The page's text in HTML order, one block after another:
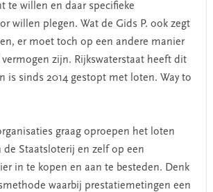
te willen en daar specifieke
willen plegen. Wat de Gids P. ook zegt
er moet toch op een andere manier
zijn. Rijkswaterstaat heeft dit
is sinds 2014 gestopt met loten. Way to
graag oproepen het loten
de Staatsloterij en zelf op een
in te kopen en aan te besteden. Denk
waarbij prestatiemetingen een